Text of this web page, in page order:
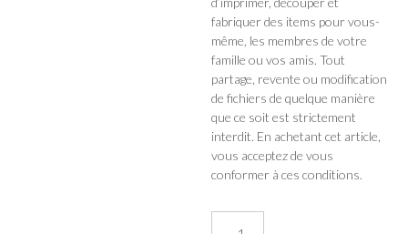
fabriquer des items pour vous-
même, les membres de votre
famille ou vos amis. Tout
partage, revente ou modification
de fichiers de quelque manière
que ce soit est strictement
interdit. En achetant cet article,
vous acceptez de vous
conformer à ces conditions.